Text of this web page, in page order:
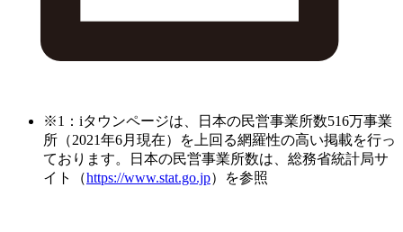
※1：iタウンページは、日本の民営事業所数516万事業
所（2021年6月現在）を上回る網羅性の高い掲載を行っ
ております。日本の民営事業所数は、総務省統計局サ
イト（https://www.stat.go.jp）を参照